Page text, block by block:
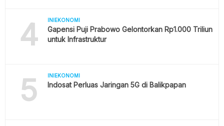
4 INIEKONOMI
Gapensi Puji Prabowo Gelontorkan Rp1.000 Triliun
untuk Infrastruktur
5 INIEKONOMI
Indosat Perluas Jaringan 5G di Balikpapan